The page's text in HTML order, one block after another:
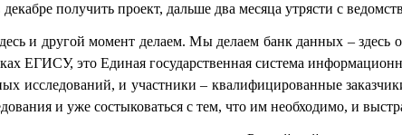
получить проект, дальше два месяца утрясти с
и другой момент делаем. Мы делаем банк данных – здесь
ЕГИСУ, это Единая государственная система
исследований, и участники – квалифицированные
и уже состыковаться с тем, что им необходимо, и